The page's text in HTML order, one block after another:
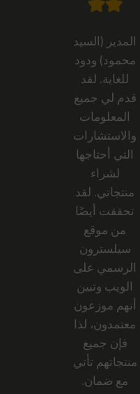
المدير (السيد
محمود) ودود
للغاية. لقد
قدم لي جميع
المعلومات
والاستشارات
التي أحتاجها
لشراء
منتجاتي. لقد
تحققت أيضًا
من موقع
سيلسترون
الرسمي على
الويب وتبين
أنهم موزعون
معتمدون، لذا
فإن جميع
منتجاتهم تأتي
مع ضمان.